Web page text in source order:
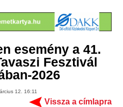
esemény a 41.
Fesztivál
2026
12. 16:11
Vissza a címlapra